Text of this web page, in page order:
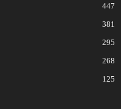
447
381
295
268
125